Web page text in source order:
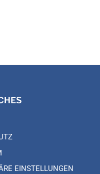
EINSTELLUNGEN